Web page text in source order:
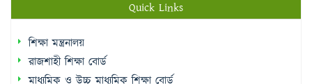
Quick Links
শিক্ষা মন্ত্রনালয়
রাজশাহী শিক্ষা বোর্ড